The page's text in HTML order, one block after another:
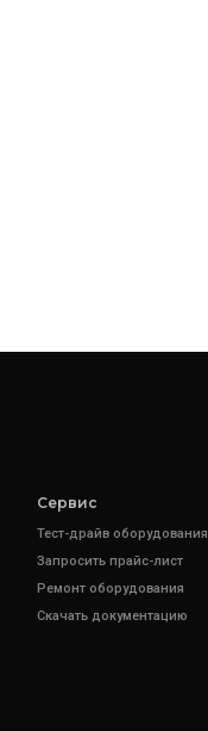
Сервис
Тест-драйв оборудования
Запросить прайс-лист
Ремонт оборудования
Скачать документацию